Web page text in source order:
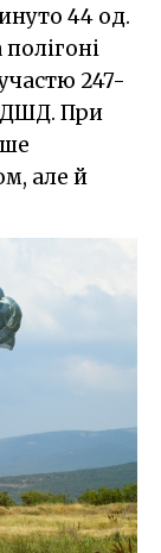
44 од.
247-
ДШД. При
але й